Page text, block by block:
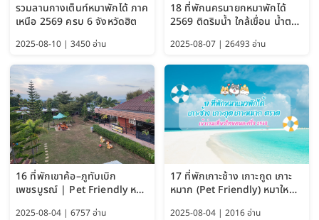
รวมลานกางเต็นท์หมาพักได้ ภาค
เหนือ 2569 ครบ 6 จังหวัดฮิต
2025-08-10 | 3450 อ่าน
18 ที่พักนครนายกหมาพักได้
2569 ติดริมน้ำ ใกล้เขื่อน น้ำตก
ได้
2025-08-07 | 26493 อ่าน
16 ที่พักเขาค้อ–ภูทับเบิก
เพชรบูรณ์ | Pet Friendly หมา
2025-08-04 | 6757 อ่าน
17 ที่พักเกาะช้าง เกาะกูด เกาะ
หมาก (Pet Friendly) หมาใหญ่
2025-08-04 | 2016 อ่าน